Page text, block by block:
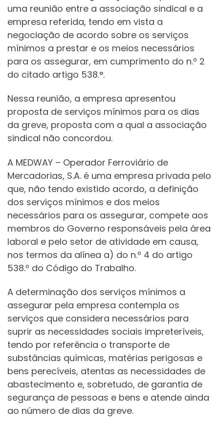
uma reunião entre a associação sindical e a
empresa referida, tendo em vista a
negociação de acordo sobre os serviços
mínimos a prestar e os meios necessários
para os assegurar, em cumprimento do n.º 2
do citado artigo 538.°.
Nessa reunião, a empresa apresentou
proposta de serviços mínimos para os dias
da greve, proposta com a qual a associação
sindical não concordou.
A MEDWAY – Operador Ferroviário de
Mercadorias, S.A. é uma empresa privada pelo
que, não tendo existido acordo, a definição
dos serviços mínimos e dos meios
necessários para os assegurar, compete aos
membros do Governo responsáveis pela área
laboral e pelo setor de atividade em causa,
nos termos da alínea a) do n.º 4 do artigo
538.º do Código do Trabalho.
A determinação dos serviços mínimos a
assegurar pela empresa contempla os
serviços que considera necessários para
suprir as necessidades sociais impreteríveis,
tendo por referência o transporte de
substâncias químicas, matérias perigosas e
bens perecíveis, atentas as necessidades de
abastecimento e, sobretudo, de garantia de
segurança de pessoas e bens e atende ainda
ao número de dias da greve.